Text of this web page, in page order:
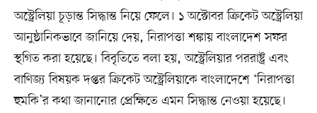
অস্ট্রেলিয়া চূড়ান্ত সিদ্ধান্ত নিয়ে ফেলে। ১ অক্টোবর ক্রিকেট অস্ট্রেলিয়া
আনুষ্ঠানিকভাবে জানিয়ে দেয়, নিরাপত্তা শঙ্কায় বাংলাদেশ সফর
স্থগিত করা হয়েছে। বিবৃতিতে বলা হয়, অস্ট্রেলিয়ার পররাষ্ট্র এবং
বাণিজ্য বিষয়ক দপ্তর ক্রিকেট অস্ট্রেলিয়াকে বাংলাদেশে ‘নিরাপত্তা
হুমকি’র কথা জানানোর প্রেক্ষিতে এমন সিদ্ধান্ত নেওয়া হয়েছে।